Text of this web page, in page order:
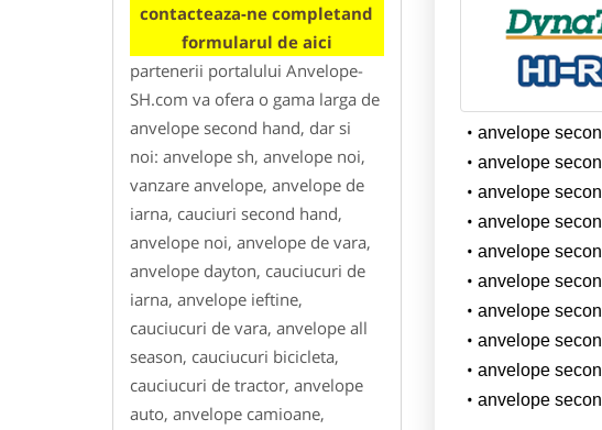
contacteaza-ne completand
formularul de aici
partenerii portalului Anvelope-
SH.com va ofera o gama larga de
anvelope second hand, dar si
noi: anvelope sh, anvelope noi,
vanzare anvelope, anvelope de
iarna, cauciuri second hand,
anvelope noi, anvelope de vara,
anvelope dayton, cauciucuri de
iarna, anvelope ieftine,
cauciucuri de vara, anvelope all
season, cauciucuri bicicleta,
cauciucuri de tractor, anvelope
auto, anvelope camioane,
anvelope
anvelope
anvelope
anvelope
anvelope
anvelope
anvelope
anvelope
anvelope
anvelope